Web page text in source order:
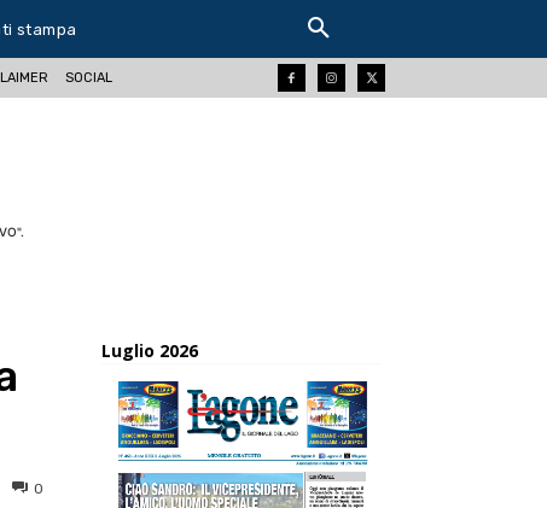
stampa
SOCIAL
0
Luglio 2026